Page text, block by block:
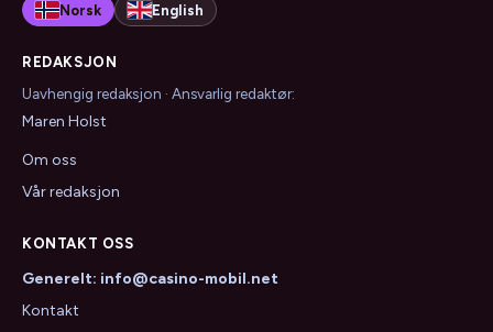
Norsk
English
REDAKSJON
Uavhengig redaksjon · Ansvarlig redaktør:
Maren Holst
Om oss
Vår redaksjon
KONTAKT OSS
Generelt: info@casino-mobil.net
Kontakt